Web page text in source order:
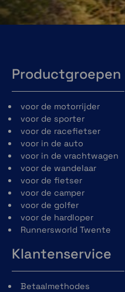
Productgroepen
voor de motorrijder
voor de sporter
voor de racefietser
voor in de auto
voor in de vrachtwagen
voor de wandelaar
voor de fietser
voor de camper
voor de golfer
voor de hardloper
Runnersworld Twente
Klantenservice
Betaalmethodes